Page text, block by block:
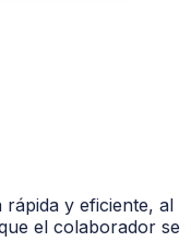
y eficiente, al
el colaborador se